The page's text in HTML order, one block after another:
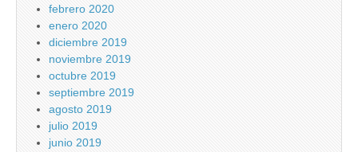
febrero 2020
enero 2020
diciembre 2019
noviembre 2019
octubre 2019
septiembre 2019
agosto 2019
julio 2019
junio 2019